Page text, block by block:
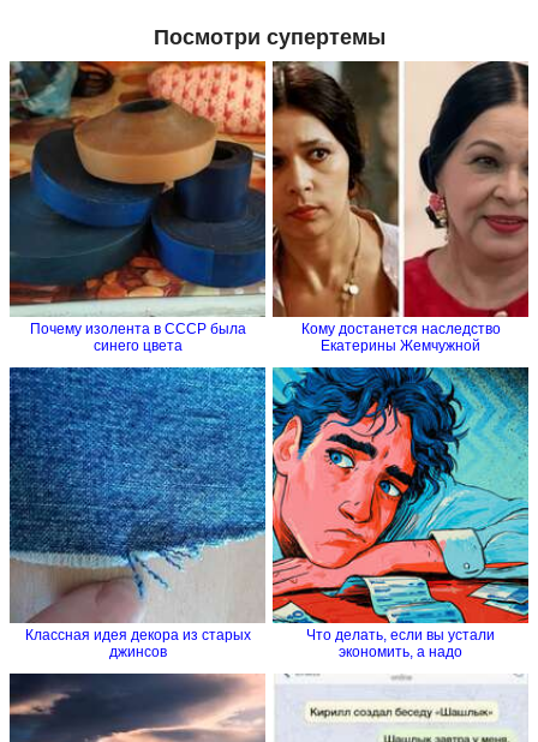
Посмотри супертемы
Почему изолента в СССР была
синего цвета
Кому достанется наследство
Екатерины Жемчужной
Классная идея декора из старых
джинсов
Что делать, если вы устали
экономить, а надо